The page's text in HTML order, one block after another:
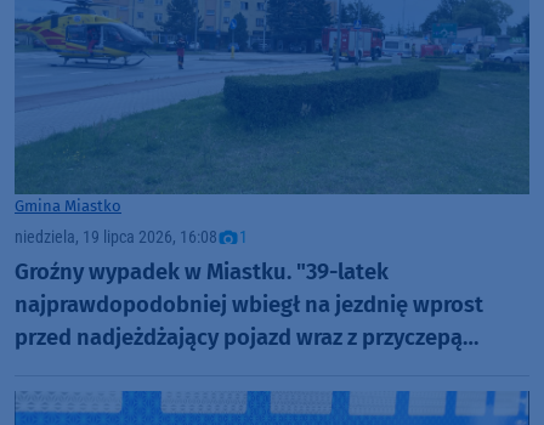
Gmina Miastko
niedziela, 19 lipca 2026, 16:08 1
Groźny wypadek w Miastku. "39-latek
najprawdopodobniej wbiegł na jezdnię wprost
przed nadjeżdżający pojazd wraz z przyczepą